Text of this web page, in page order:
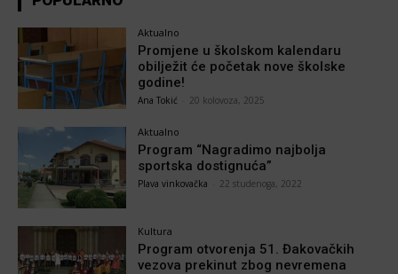
Aktualno
Promjene u školskom kalendaru
obilježit će početak nove školske
godine!
Ana Tokić 20 kolovoza, 2025
Aktualno
Program “Nagradimo najbolja
sportska dostignuća”
Plava vinkovačka 22 studenoga, 2022
Kultura
Program otvorenja 51. Đakovačkih
vezova prekinut zbog nevremena